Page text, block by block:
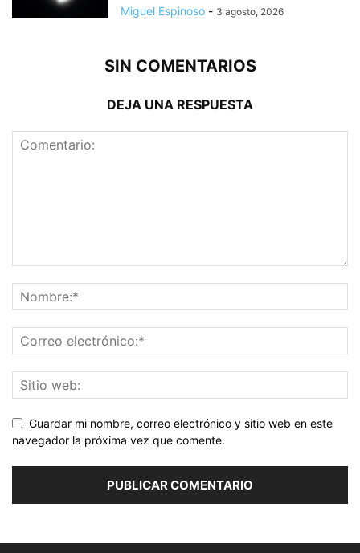
Miguel Espinoso - 3 agosto, 2026
SIN COMENTARIOS
DEJA UNA RESPUESTA
Guardar mi nombre, correo electrónico y sitio web en este
navegador la próxima vez que comente.